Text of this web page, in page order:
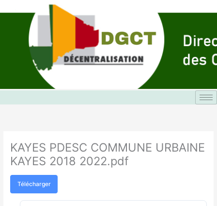
au
KAYES PDESC COMMUNE URBAINE
KAYES 2018 2022.pdf
Télécharger